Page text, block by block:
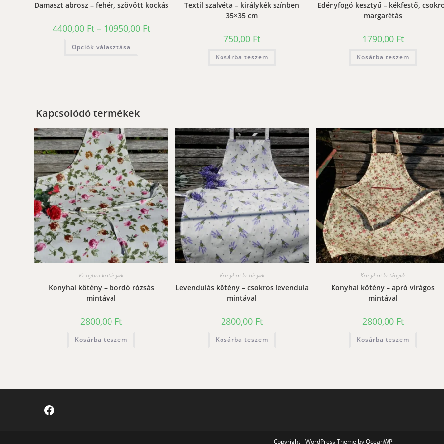
Damaszt abrosz – fehér, szövött kockás
4400,00 Ft – 10950,00 FtÁrtartomány:
4400,00 Ft
Opciók választása
választhatók
ki
Textil szalvéta – királykék színben
35×35 cm
750,00 Ft
Kosárba teszem
Edényfogó kesztyű – kékfestő,
margarétás
1790,00 Ft
Kosárba teszem
Kapcsolódó termékek
Konyhai kötények
Konyhai kötény – bordó rózsás
mintával
2800,00 Ft
Kosárba teszem
Konyhai kötények
Levendulás kötény – csokros levendula
mintával
2800,00 Ft
Kosárba teszem
Konyhai kötények
Konyhai kötény – apró virágos
mintával
2800,00 Ft
Kosárba teszem
Facebook
Copyright - WordPress Theme by OceanWP